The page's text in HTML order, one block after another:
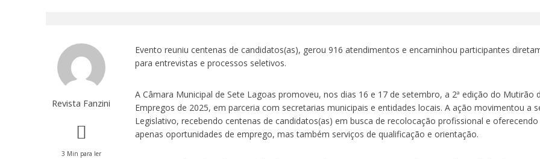
Revista Fanzini
3 Min para ler
Evento reuniu centenas de candidatos(as), gerou 916 atendimentos e encaminhou participantes
para entrevistas e processos seletivos.
A Câmara Municipal de Sete Lagoas promoveu, nos dias 16 e 17 de setembro, a 2ª edição do Mutirão
Empregos de 2025, em parceria com secretarias municipais e entidades locais. A ação movimentou a
Legislativo, recebendo centenas de candidatos(as) em busca de recolocação profissional e
apenas oportunidades de emprego, mas também serviços de qualificação e orientação.